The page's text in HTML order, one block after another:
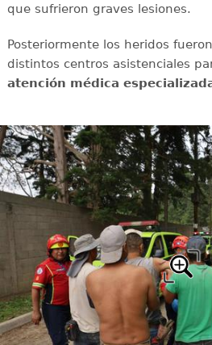
que sufrieron graves lesiones.
Posteriormente los heridos
distintos centros asistenciales
atención médica